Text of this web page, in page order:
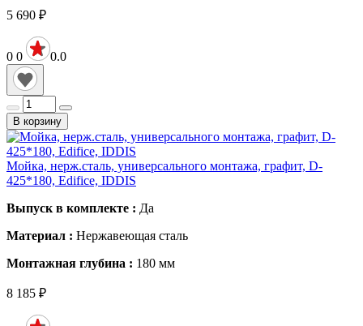
5 690 ₽
0 0 0.0
В корзину
Мойка, нерж.сталь, универсального монтажа, графит, D-
425*180, Edifice, IDDIS
Выпуск в комплекте : Да
Материал : Нержавеющая сталь
Монтажная глубина : 180 мм
8 185 ₽